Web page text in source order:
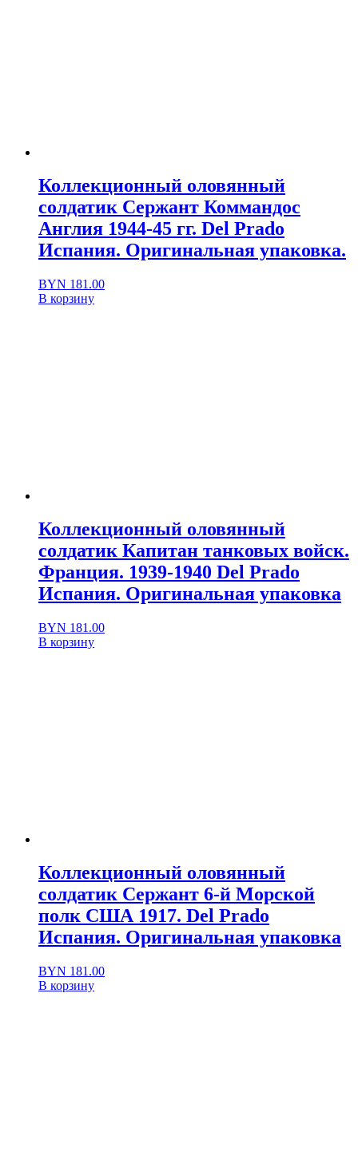
Коллекционный оловянный
солдатик Сержант Коммандос
Англия 1944-45 гг. Del Prado
Испания. Оригинальная упаковка.
BYN 181.00
В корзину
Коллекционный оловянный
солдатик Капитан танковых войск.
Франция. 1939-1940 Del Prado
Испания. Оригинальная упаковка
BYN 181.00
В корзину
Коллекционный оловянный
солдатик Сержант 6-й Морской
полк США 1917. Del Prado
Испания. Оригинальная упаковка
BYN 181.00
В корзину